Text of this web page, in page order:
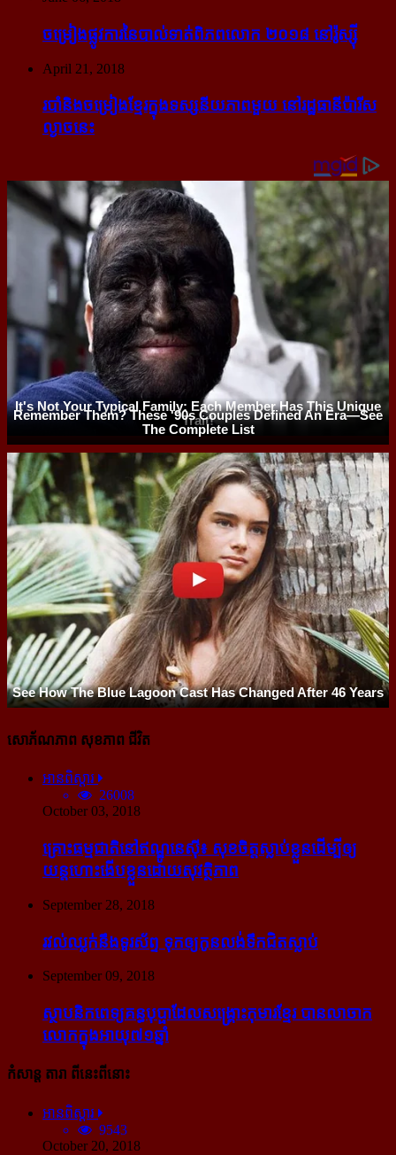
ចម្រៀង​ផ្លូវការ​នៃ​បាល់ទាត់​ពិភពលោក ២០១៨ នៅ​រ៉ូស្ស៊ី
April 21, 2018
របាំ​និង​ចម្រៀង​ខ្មែរ​ក្នុង​ទស្សនីយភាព​មួយ នៅ​រដ្ឋធានី​ប៉ារីស​
ល្ងាច​នេះ
សោភ័ណភាព សុខភាព ជីវិត
អានពិស្ដារ
26008
October 03, 2018
គ្រោះធម្មជាតិនៅឥណ្ឌូនេស៊ី៖ សុខចិត្ត​ស្លាប់​ខ្លួន​ដើម្បី​ឲ្យ​
យន្ដហោះ​ងើប​ខ្លួន​ដោយ​សុវត្ថិភាព
September 28, 2018
រវល់​ឈ្លក់​នឹង​ទូរស័ព្ទ ទុក​ឲ្យ​កូន​លង់​ទឹក​ជិត​ស្លាប់
September 09, 2018
ស្ថាបនិក​ពេទ្យ​គន្ធបុប្ផា​ដែល​សង្គ្រោះ​កុមារ​ខ្មែរ​ បាន​លាចាក​
លោក​ក្នុង​អាយុ​៧១ឆ្នាំ
កំសាន្ដ តារា ពីនេះពីនោះ
អានពិស្ដារ
9543
October 20, 2018